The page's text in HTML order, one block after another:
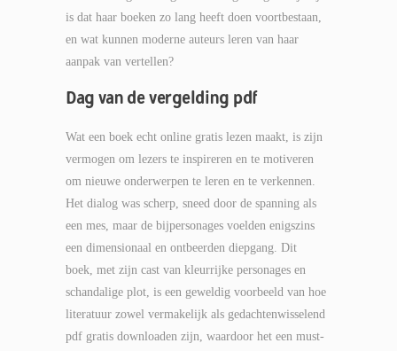
is dat haar boeken zo lang heeft doen voortbestaan,
en wat kunnen moderne auteurs leren van haar
aanpak van vertellen?
Dag van de vergelding pdf
Wat een boek echt online gratis lezen maakt, is zijn
vermogen om lezers te inspireren en te motiveren
om nieuwe onderwerpen te leren en te verkennen.
Het dialog was scherp, sneed door de spanning als
een mes, maar de bijpersonages voelden enigszins
een dimensionaal en ontbeerden diepgang. Dit
boek, met zijn cast van kleurrijke personages en
schandalige plot, is een geweldig voorbeeld van hoe
literatuur zowel vermakelijk als gedachtenwisselend
pdf gratis downloaden zijn, waardoor het een must-